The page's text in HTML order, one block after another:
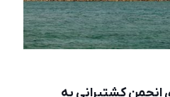
انجمن کشتیرانی به